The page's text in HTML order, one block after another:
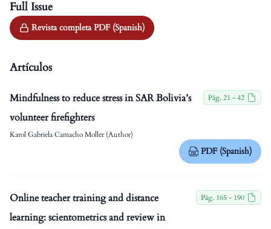
Full Issue
Revista completa PDF (Spanish)
Artículos
Mindfulness to reduce stress in SAR Bolivia’s
volunteer firefighters
Pág. 21 - 42
Karol Gabriela Camacho Moller (Author)
PDF (Spanish)
Online teacher training and distance
learning: scientometrics and review in
Pág. 165 - 190